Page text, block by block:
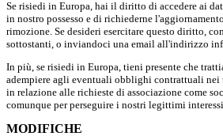
Se risiedi in Europa, hai il diritto di accedere ai
in nostro possesso e di richiederne
rimozione. Se desideri esercitare questo diritto,
sottostanti, o inviandoci una email all'indirizzo
In più, se risiedi in Europa, tieni presente che
adempiere agli eventuali obblighi contrattuali nei
in relazione alle richieste di associazione come
comunque per perseguire i nostri legittimi
MODIFICHE